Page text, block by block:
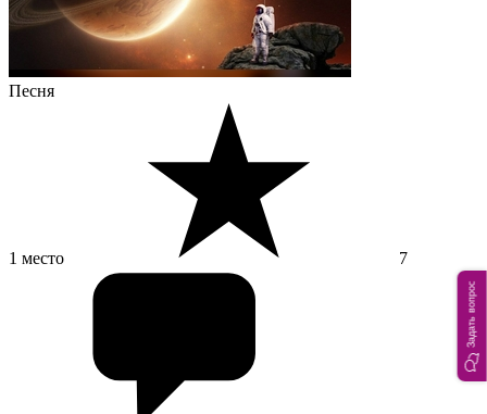
Песня
1 место 7
Задать вопрос